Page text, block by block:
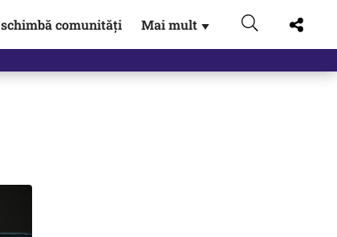
comunități Mai mult ▼